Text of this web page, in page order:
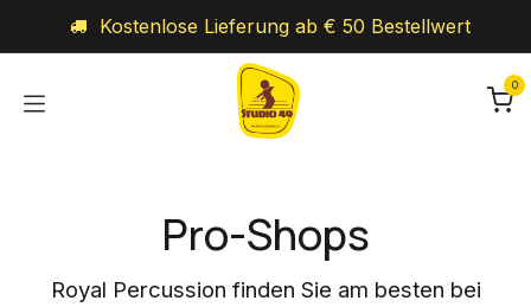
Kostenlose Lieferung ab € 50 Bestellwert
0
Pro-Shops
Royal Percussion finden Sie am besten bei